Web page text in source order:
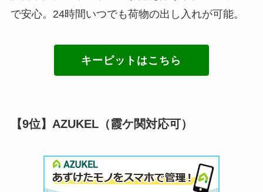
で安心。24時間いつでも荷物の出し入れが可能。
キーピットはこちら
【9位】AZUKEL（霞ケ関対応可）